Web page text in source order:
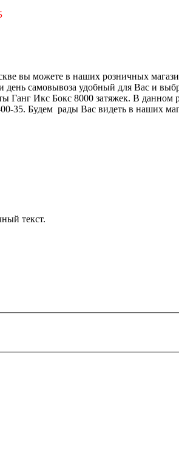
вы можете в наших розничных
день самовывоза удобный для Вас и
Икс Бокс 8000 затяжек. В данном
35. Будем рады Вас видеть в наших
текст.